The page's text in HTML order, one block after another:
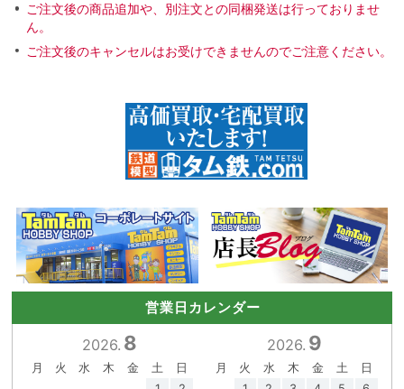
ご注文後の商品追加や、別注文との同梱発送は行っておりませ
ん。
ご注文後のキャンセルはお受けできませんのでご注意ください。
営業日カレンダー
2026. 8
月 火 水 木 金 土
日
2026. 9
月 火 水 木 金 土
日